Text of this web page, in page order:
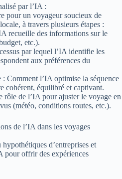
par l’IA :
pour un voyageur soucieux de
à travers plusieurs étapes :
recueille des informations sur le
etc.).
par lequel l’IA identifie les
aux préférences du
Comment l’IA optimise la séquence
cohérent, équilibré et captivant.
rôle de l’IA pour ajuster le voyage en
(météo, conditions routes, etc.).
de l’IA dans les voyages
d’entreprises et
pour offrir des expériences